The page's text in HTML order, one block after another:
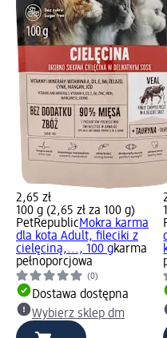
2,65 zł
100 g (2,65 zł za 100 g)
PetRepublicMokra karma
dla kota Adult, fileciki z
cielęciną,..., 100 gkarma
pełnoporcjowa
(0)
Dostawa dostępna
Wybierz sklep dm